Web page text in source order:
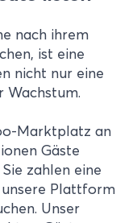
nach ihrem
ist eine
nicht nur eine
Wachstum.
Marktplatz an
Gäste
zahlen eine
Plattform
Unser